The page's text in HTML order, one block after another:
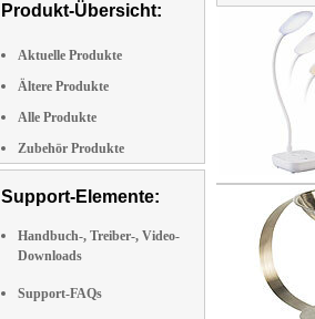
Produkt-Übersicht:
Aktuelle Produkte
Ältere Produkte
Alle Produkte
Zubehör Produkte
Support-Elemente:
Handbuch-, Treiber-, Video-
Downloads
Support-FAQs